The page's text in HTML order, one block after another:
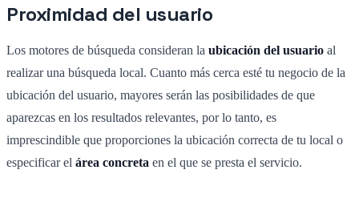
Proximidad del usuario
Los motores de búsqueda consideran la ubicación del usuario al
realizar una búsqueda local. Cuanto más cerca esté tu negocio de la
ubicación del usuario, mayores serán las posibilidades de que
aparezcas en los resultados relevantes, por lo tanto, es
imprescindible que proporciones la ubicación correcta de tu local o
especificar el área concreta en el que se presta el servicio.